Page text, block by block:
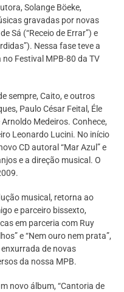
Solange Böeke,
gravadas por novas
Sá (“Receio de Errar”) e
Nessa fase teve a
no Festival MPB-80 da TV
sempre, Caito, e outros
Paulo César Feital, Éle
Medeiros. Conhece,
Leonardo Lucini. No início
CD autoral “Mar Azul” e
e a direção musical. O
musical, retorna ao
e parceiro bissexto,
em parceria com Ruy
e “Nem ouro nem prata”,
de novas
da nossa MPB.
novo álbum, “Cantoria de